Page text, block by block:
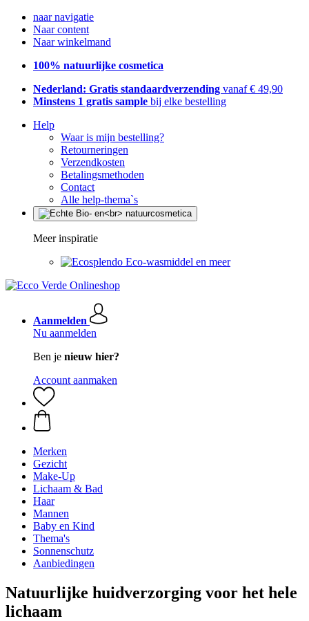
naar navigatie
Naar content
Naar winkelmand
100% natuurlijke cosmetica
Nederland: Gratis standaardverzending vanaf € 49,90
Minstens 1 gratis sample bij elke bestelling
Help
Waar is mijn bestelling?
Retourneringen
Verzendkosten
Betalingsmethoden
Contact
Alle help-thema`s
Meer inspiratie
Eco-wasmiddel en meer
Aanmelden
Nu aanmelden
Ben je nieuw hier?
Account aanmaken
Merken
Gezicht
Make-Up
Lichaam & Bad
Haar
Mannen
Baby en Kind
Thema's
Sonnenschutz
Aanbiedingen
Natuurlijke huidverzorging voor het hele
lichaam